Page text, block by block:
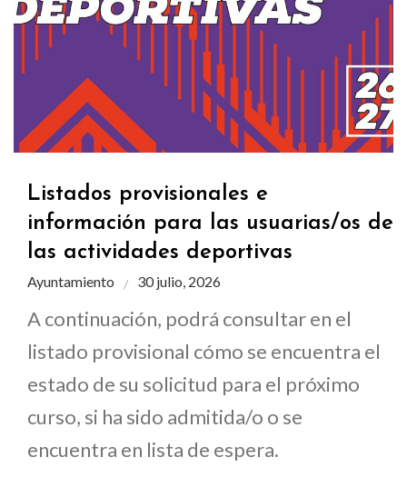
Listados provisionales e
información para las usuarias/os de
las actividades deportivas
Ayuntamiento 30 julio, 2026
A continuación, podrá consultar en el
listado provisional cómo se encuentra el
estado de su solicitud para el próximo
curso, si ha sido admitida/o o se
encuentra en lista de espera.